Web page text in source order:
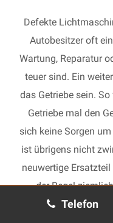
Telefon
Defekte
Autobesitzer oft
Wartung, Reparatur
teuer sind. Ein
das Getriebe sein.
Getriebe mal den
sich keine Sorgen
ist übrigens nicht
neuwertige
der Regel
Ersatzteilen kann